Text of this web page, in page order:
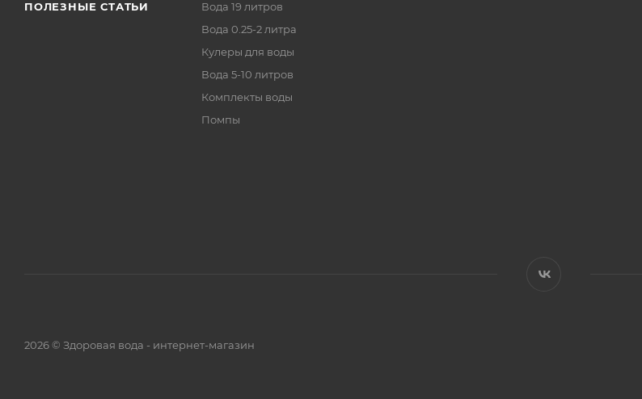
ПОЛЕЗНЫЕ СТАТЬИ
Вода 19 литров
Вода 0.25-2 литра
Кулеры для воды
Вода 5-10 литров
Комплекты воды
Помпы
2026 © Здоровая вода - интернет-магазин